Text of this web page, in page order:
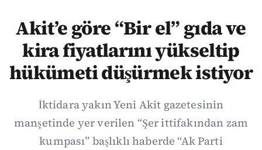
Akit’e göre “Bir el” gıda ve
kira fiyatlarını yükseltip
hükümeti düşürmek istiyor
İktidara yakın Yeni Akit gazetesinin
manşetinde yer verilen “Şer ittifakından zam
kumpası” başlıklı haberde “Ak Parti